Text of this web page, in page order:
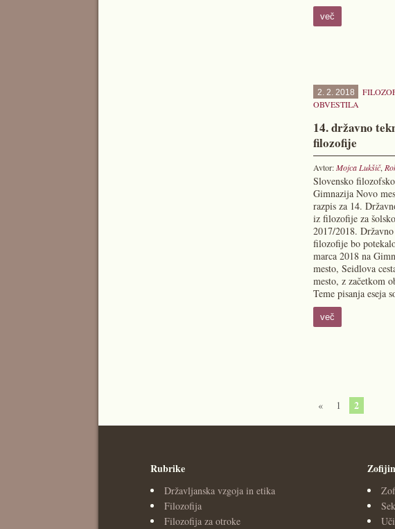
več
2. 2. 2018
OBVESTILA
14. državno
filozofije
Avtor:Mojca Lukšič,
Slovensko
Gimnazija Novo
razpis za 14.
iz filozofije za
2017/2018.
filozofije bo
marca 2018 na
mesto, Seidlova
mesto, z začetkom
Teme pisanja eseja
več
« 1 2
Rubrike
Državljanska vzgoja in etika
Filozofija
Filozofija za otroke